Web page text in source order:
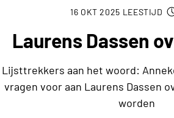
16 OKT 2025 LEESTIJD
Laurens Dassen
Lijsttrekkers aan het woord:
vragen voor aan Laurens Dassen
worden